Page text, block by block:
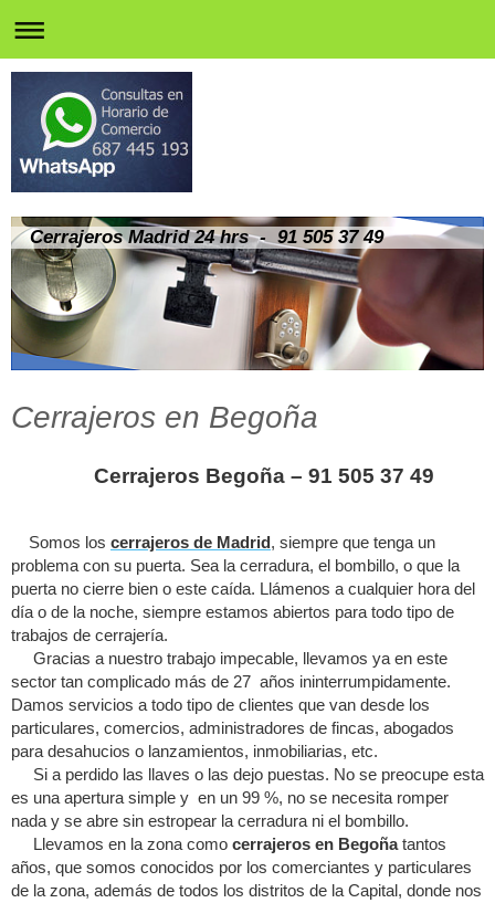
Cerrajeros Madrid 24 hrs - 91 505 37 49
Cerrajeros en Begoña
Cerrajeros Begoña – 91 505 37 49
Somos los cerrajeros de Madrid , siempre que tenga un
problema con su puerta. Sea la cerradura, el bombillo, o que la
puerta no cierre bien o este caída. Llámenos a cualquier hora del
día o de la noche, siempre estamos abiertos para todo tipo de
trabajos de cerrajería.
Gracias a nuestro trabajo impecable, llevamos ya en este
sector tan complicado más de 27 años ininterrumpidamente.
Damos servicios a todo tipo de clientes que van desde los
particulares, comercios, administradores de fincas, abogados
para desahucios o lanzamientos, inmobiliarias, etc.
Si a perdido las llaves o las dejo puestas. No se preocupe esta
es una apertura simple y en un 99 %, no se necesita romper
nada y se abre sin estropear la cerradura ni el bombillo.
Llevamos en la zona como cerrajeros en Begoñatantos
años, que somos conocidos por los comerciantes y particulares
de la zona, además de todos los distritos de la Capital, donde nos